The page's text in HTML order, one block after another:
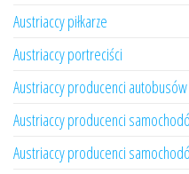
Austriaccy piłkarze
Austriaccy portreciści
Austriaccy producenci autobusów
Austriaccy producenci
Austriaccy producenci